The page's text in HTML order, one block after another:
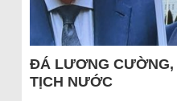
ĐÁ LƯƠNG CƯỜNG,
TỊCH NƯỚC